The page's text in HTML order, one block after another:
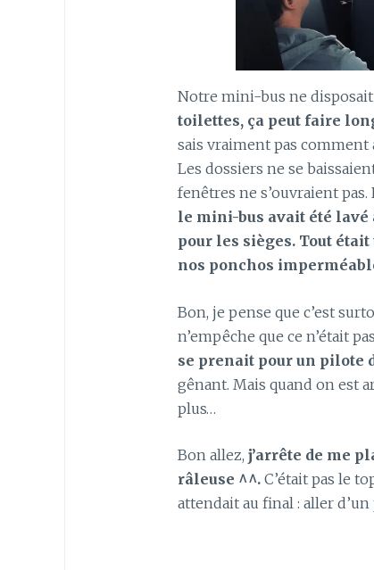
Notre mini-bus ne disposait
toilettes, ça peut faire
sais vraiment pas
Les dossiers ne se
fenêtres ne s’ouvraient
le mini-bus avait été lavé
pour les sièges. Tout
nos ponchos
Bon, je pense que c’est
n’empêche que ce n’était
se prenait pour un pilote
gênant. Mais quand on est
plus…
Bon allez, j’arrête de me
râleuse ^^. C’était pas le
attendait au final : aller